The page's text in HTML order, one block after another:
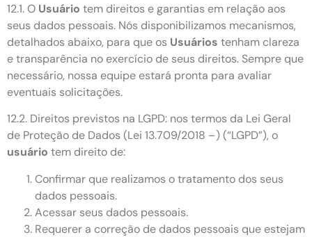
12.1. O Usuário tem direitos e garantias em relação aos
seus dados pessoais. Nós disponibilizamos mecanismos,
detalhados abaixo, para que os Usuários tenham clareza
e transparência no exercício de seus direitos. Sempre que
necessário, nossa equipe estará pronta para avaliar
eventuais solicitações.
12.2. Direitos previstos na LGPD: nos termos da Lei Geral
de Proteção de Dados (Lei 13.709/2018 –) (“LGPD”), o
usuário tem direito de:
Confirmar que realizamos o tratamento dos seus
dados pessoais.
Acessar seus dados pessoais.
Requerer a correção de dados pessoais que estejam